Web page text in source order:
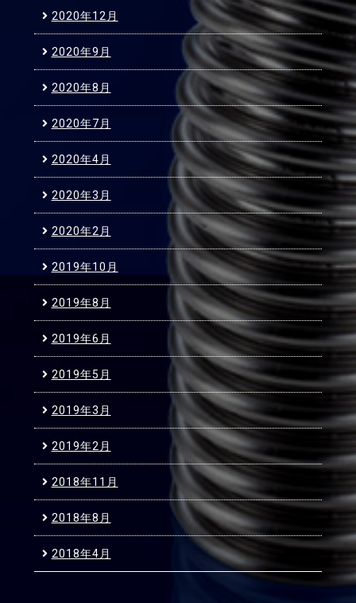
2020年12月
2020年9月
2020年8月
2020年7月
2020年4月
2020年3月
2020年2月
2019年10月
2019年8月
2019年6月
2019年5月
2019年3月
2019年2月
2018年11月
2018年8月
2018年4月